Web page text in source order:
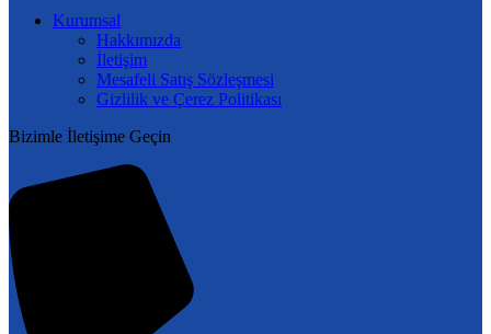
Kurumsal
Hakkımızda
İletişim
Mesafeli Satış Sözleşmesi
Gizlilik ve Çerez Politikası
Bizimle İletişime Geçin